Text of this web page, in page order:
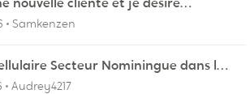
mon appareil sur videotron
Samkenzen
Secteur Nominingue dans les
instable
Audrey4217